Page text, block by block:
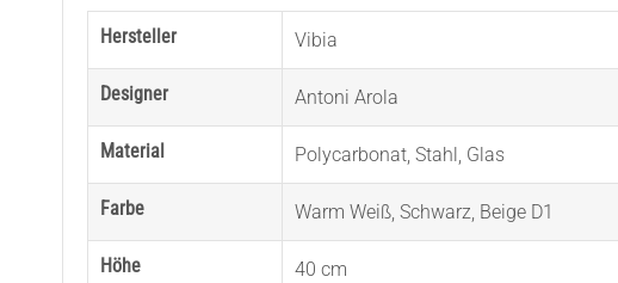
Hersteller Vibia
Designer Antoni Arola
Material Polycarbonat, Stahl , Glas
Farbe Warm Weiß, Schwarz, Beige D1
Höhe 40 cm